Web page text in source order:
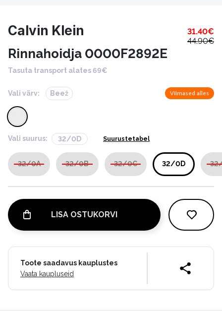
Calvin Klein 31.40€
44.90€
Rinnahoidja 0000F2892E
Tasuta transport alates 69€
Vali värv: Beež Viimased alles
Vali suurus: 32/0D Suurustetabel
32/0A 32/0B 32/0C 32/0D
LISA OSTUKORVI
Toote saadavus kauplustes
Vaata kaupluseid